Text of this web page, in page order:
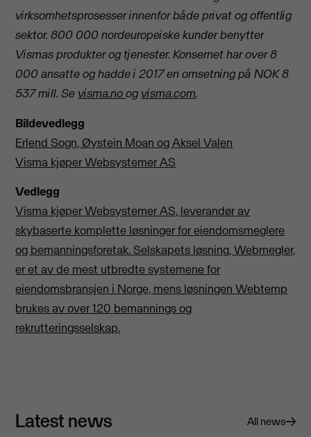
virksomhetsprosesser innenfor både privat og offentlig
sektor. 800 000 nordeuropeiske kunder benytter
Vismas produkter og tjenester. Konsernet har over 8
000 ansatte og hadde i 2017 en omsetning på NOK 8
537 mill. Se visma.noog visma.com.
Bildevedlegg
Erlend Sogn, Øystein Moan og Aksel Valen
Visma kjøper Websystemer AS
Vedlegg
Visma kjøper Websystemer AS, leverandør av
skybaserte komplette løsninger for eiendomsmeglere
og bemanningsforetak. Selskapets løsning, Webmegler,
er et av de mest utbredte systemene for
eiendomsbransjen i Norge, mens løsningen Webtemp
brukes av over 120 bemannings og
rekrutteringsselskap.
Latest news All news